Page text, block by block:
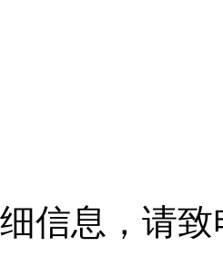
信息，请致